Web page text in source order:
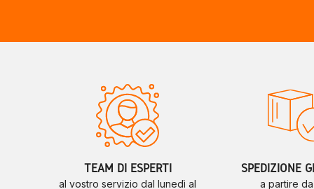
TEAM DI ESPERTI
al vostro servizio dal lunedì al
SPEDIZIONE
a partire